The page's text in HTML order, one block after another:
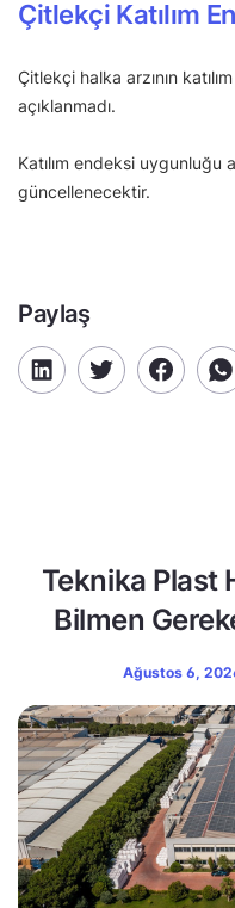
Çitlekçi Katılım
Çitlekçi halka arzının
açıklanmadı.
Katılım endeksi uygunluğu
güncellenecektir.
Paylaş
Teknika Plast
Bilmen
Ağustos 6,